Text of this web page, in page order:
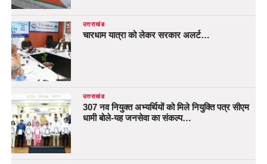
उत्तराखंड
चारधाम यात्रा को लेकर सरकार अलर्ट…
उत्तराखंड
307 नव नियुक्त अभ्यर्थियों को मिले नियुक्ति पत्र सीएम
धामी बोले-यह जनसेवा का संकल्प…